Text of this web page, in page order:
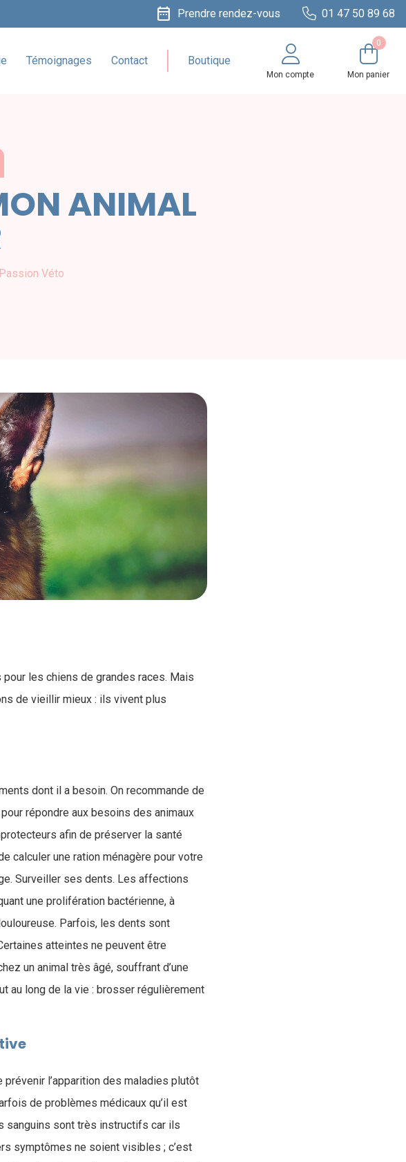
date_range Prendre rendez-vous 01 47 50 89 68
Témoignages Contact Boutique
Mon compte
0
Mon panier
ANIMAL
Passion Véto
les chiens de grandes races. Mais
de vieillir mieux : ils vivent plus
dont il a besoin. On recommande de
répondre aux besoins des animaux
afin de préserver la santé
calculer une ration ménagère pour votre
Surveiller ses dents. Les affections
une prolifération bactérienne, à
Parfois, les dents sont
atteintes ne peuvent être
un animal très âgé, souffrant d’une
au long de la vie : brosser régulièrement
l’apparition des maladies plutôt
de problèmes médicaux qu’il est
sanguins sont très instructifs car ils
symptômes ne soient visibles ; c’est